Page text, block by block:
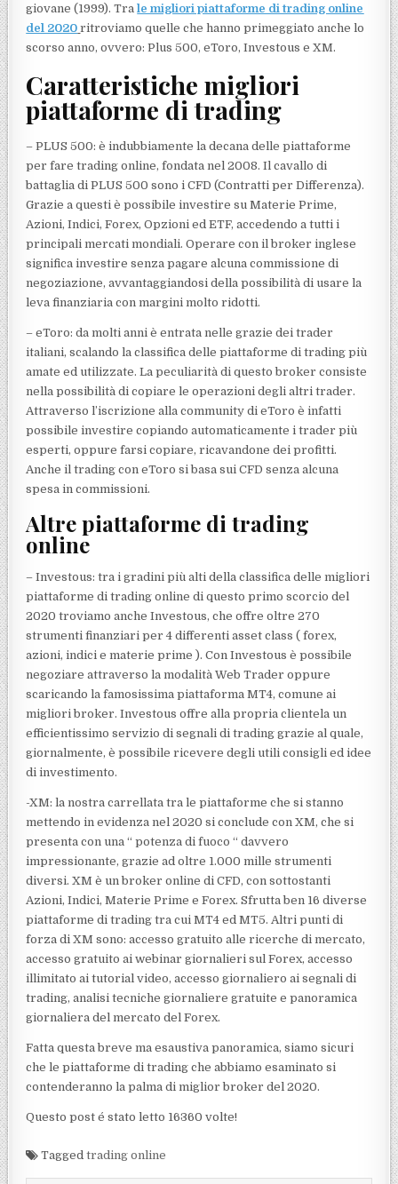
giovane (1999). Trale migliori piattaforme di trading online
del 2020 ritroviamo quelle che hanno primeggiato anche lo
scorso anno, ovvero: Plus 500, eToro, Investous e XM.
Caratteristiche migliori
piattaforme di trading
– PLUS 500: è indubbiamente la decana delle piattaforme
per fare trading online, fondata nel 2008. Il cavallo di
battaglia di PLUS 500 sono i CFD (Contratti per Differenza).
Grazie a questi è possibile investire su Materie Prime,
Azioni, Indici, Forex, Opzioni ed ETF, accedendo a tutti i
principali mercati mondiali. Operare con il broker inglese
significa investire senza pagare alcuna commissione di
negoziazione, avvantaggiandosi della possibilità di usare la
leva finanziaria con margini molto ridotti.
– eToro: da molti anni è entrata nelle grazie dei trader
italiani, scalando la classifica delle piattaforme di trading più
amate ed utilizzate. La peculiarità di questo broker consiste
nella possibilità di copiare le operazioni degli altri trader.
Attraverso l’iscrizione alla community di eToro è infatti
possibile investire copiando automaticamente i trader più
esperti, oppure farsi copiare, ricavandone dei profitti.
Anche il trading con eToro si basa sui CFD senza alcuna
spesa in commissioni.
Altre piattaforme di trading
online
– Investous: tra i gradini più alti della classifica delle migliori
piattaforme di trading online di questo primo scorcio del
2020 troviamo anche Investous, che offre oltre 270
strumenti finanziari per 4 differenti asset class ( forex,
azioni, indici e materie prime ). Con Investous è possibile
negoziare attraverso la modalità Web Trader oppure
scaricando la famosissima piattaforma MT4, comune ai
migliori broker. Investous offre alla propria clientela un
efficientissimo servizio di segnali di trading grazie al quale,
giornalmente, è possibile ricevere degli utili consigli ed idee
di investimento.
-XM: la nostra carrellata tra le piattaforme che si stanno
mettendo in evidenza nel 2020 si conclude con XM, che si
presenta con una “ potenza di fuoco “ davvero
impressionante, grazie ad oltre 1.000 mille strumenti
diversi. XM è un broker online di CFD, con sottostanti
Azioni, Indici, Materie Prime e Forex. Sfrutta ben 16 diverse
piattaforme di trading tra cui MT4 ed MT5. Altri punti di
forza di XM sono: accesso gratuito alle ricerche di mercato,
accesso gratuito ai webinar giornalieri sul Forex, accesso
illimitato ai tutorial video, accesso giornaliero ai segnali di
trading, analisi tecniche giornaliere gratuite e panoramica
giornaliera del mercato del Forex.
Fatta questa breve ma esaustiva panoramica, siamo sicuri
che le piattaforme di trading che abbiamo esaminato si
contenderanno la palma di miglior broker del 2020.
Questo post é stato letto 16360 volte!
Taggedtrading online